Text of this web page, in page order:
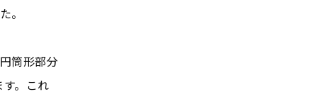
。
筒形部分
。これ